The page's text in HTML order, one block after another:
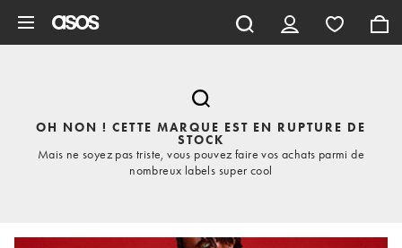
OH NON ! CETTE MARQUE EST EN RUPTURE DE
STOCK
Mais ne soyez pas triste, vous pouvez faire vos achats parmi de
nombreux labels super cool